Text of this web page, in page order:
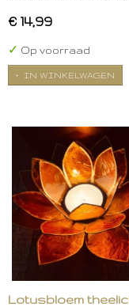
€ 14,99
✓ Op voorraad
IN WINKELWAGEN
Lotusbloem